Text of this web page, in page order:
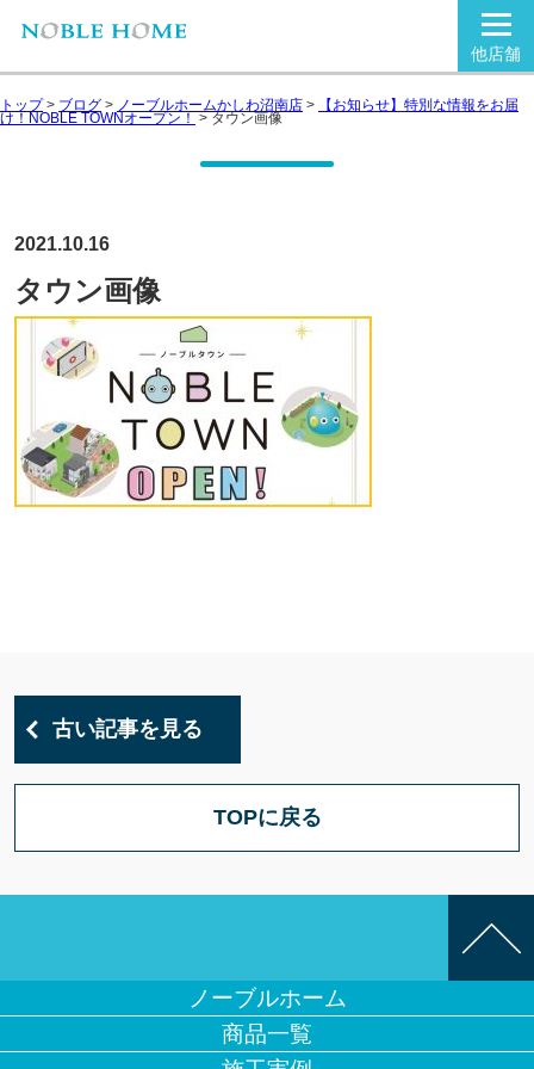
他店舗
トップ> ブログ > ノーブルホームかしわ沼南店 > 【お知らせ】特別な情報をお届
け！NOBLE TOWNオープン！ > タウン画像
2021.10.16
タウン画像
古い記事を見る
TOPに戻る
ノーブルホーム
商品一覧